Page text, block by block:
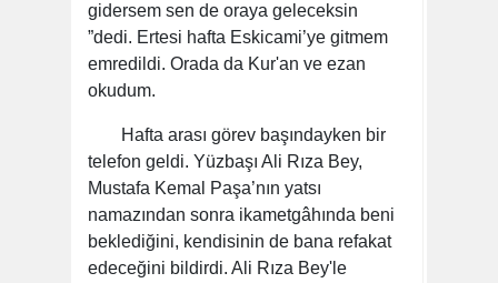
gidersem sen de oraya geleceksin
”dedi. Ertesi hafta Eskicami’ye gitmem
emredildi. Orada da Kur'an ve ezan
okudum.
Hafta arası görev başındayken bir
telefon geldi. Yüzbaşı Ali Rıza Bey,
Mustafa Kemal Paşa’nın yatsı
namazından sonra ikametgâhında beni
beklediğini, kendisinin de bana refakat
edeceğini bildirdi. Ali Rıza Bey'le